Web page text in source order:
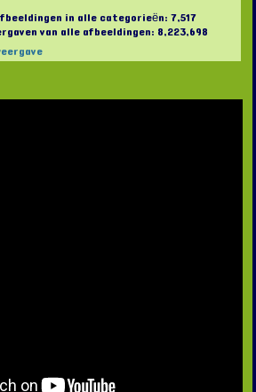
in alle categorieën: 7,517
van alle afbeeldingen: 8,223,698